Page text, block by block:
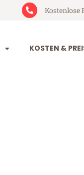
Kostenlose
KOSTEN &